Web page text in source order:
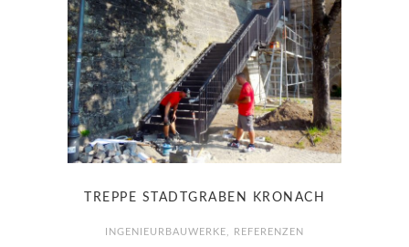
TREPPE STADTGRABEN KRONACH
INGENIEURBAUWERKE REFERENZEN